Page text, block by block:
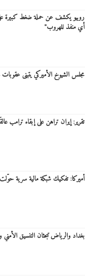
روبيو يكشف عن حملة ضغط كبيرة
أي منفذ للهروب"
مجلس الشيوخ الأميركي يتبنى
تقرير: إيران تراهن على إبقاء ترامب
أميركا: تفكيك شبكة مالية سرية
بغداد والرياض تبحثان التنسيق